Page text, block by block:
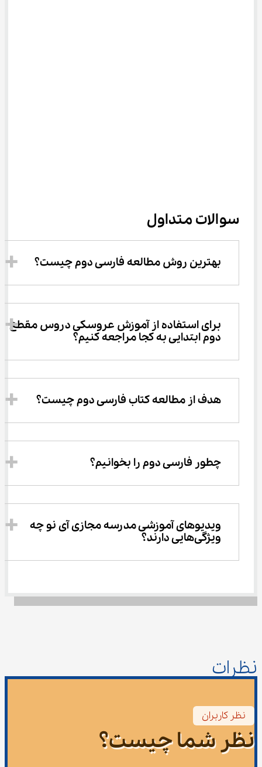
سوالات متداول
بهترین روش مطالعه فارسی دوم چیست؟
برای استفاده از آموزش عروسکی دروس مقطع
دوم ابتدایی به کجا مراجعه کنیم؟
هدف از مطالعه کتاب فارسی دوم چیست؟
چطور فارسی دوم را بخوانیم؟
ویدیوهای آموزشی مدرسه مجازی آی نو چه
ویژگی‌هایی دارند؟
نظرات
نظر کاربران
نظر شما چیست؟